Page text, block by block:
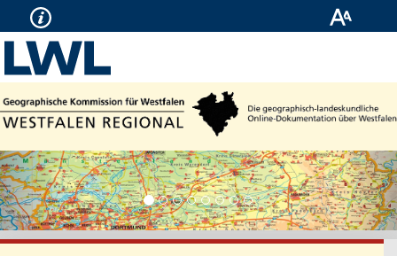
Vorherige